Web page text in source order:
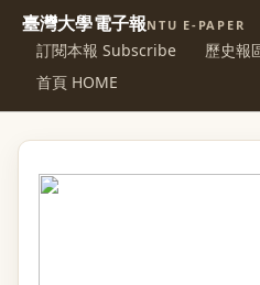
臺灣大學電子報NTU E-PAPER
訂閱本報 Subscribe
歷史報
首頁 HOME